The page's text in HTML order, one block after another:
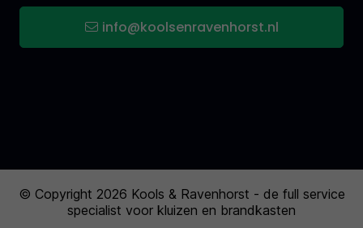
info@koolsenravenhorst.nl
© Copyright 2026 Kools & Ravenhorst - de full service
specialist voor kluizen en brandkasten